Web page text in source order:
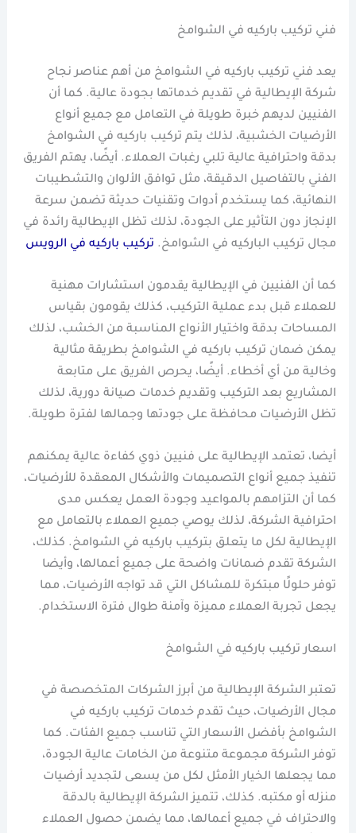
فني تركيب باركيه في الشوامخ
يعد فني تركيب باركيه في الشوامخ من أهم عناصر نجاح
شركة الإيطالية في تقديم خدماتها بجودة عالية. كما أن
الفنيين لديهم خبرة طويلة في التعامل مع جميع أنواع
الأرضيات الخشبية، لذلك يتم تركيب باركيه في الشوامخ
بدقة واحترافية عالية تلبي رغبات العملاء. أيضًا، يهتم الفريق
الفني بالتفاصيل الدقيقة، مثل توافق الألوان والتشطيبات
النهائية، كما يستخدم أدوات وتقنيات حديثة تضمن سرعة
الإنجاز دون التأثير على الجودة، لذلك تظل الإيطالية رائدة في
مجال تركيب الباركيه في الشوامخ. تركيب باركيه في الرويس
كما أن الفنيين في الإيطالية يقدمون استشارات مهنية
للعملاء قبل بدء عملية التركيب، كذلك يقومون بقياس
المساحات بدقة واختيار الأنواع المناسبة من الخشب، لذلك
يمكن ضمان تركيب باركيه في الشوامخ بطريقة مثالية
وخالية من أي أخطاء. أيضًا، يحرص الفريق على متابعة
المشاريع بعد التركيب وتقديم خدمات صيانة دورية، لذلك
تظل الأرضيات محافظة على جودتها وجمالها لفترة طويلة.
أيضا، تعتمد الإيطالية على فنيين ذوي كفاءة عالية يمكنهم
تنفيذ جميع أنواع التصميمات والأشكال المعقدة للأرضيات،
كما أن التزامهم بالمواعيد وجودة العمل يعكس مدى
احترافية الشركة، لذلك يوصي جميع العملاء بالتعامل مع
الإيطالية لكل ما يتعلق بتركيب باركيه في الشوامخ. كذلك،
الشركة تقدم ضمانات واضحة على جميع أعمالها، وأيضا
توفر حلولًا مبتكرة للمشاكل التي قد تواجه الأرضيات، مما
يجعل تجربة العملاء مميزة وآمنة طوال فترة الاستخدام.
اسعار تركيب باركيه في الشوامخ
تعتبر الشركة الإيطالية من أبرز الشركات المتخصصة في
مجال الأرضيات، حيث تقدم خدمات تركيب باركيه في
الشوامخ بأفضل الأسعار التي تناسب جميع الفئات. كما
توفر الشركة مجموعة متنوعة من الخامات عالية الجودة،
مما يجعلها الخيار الأمثل لكل من يسعى لتجديد أرضيات
منزله أو مكتبه. كذلك، تتميز الشركة الإيطالية بالدقة
والاحتراف في جميع أعمالها، مما يضمن حصول العملاء